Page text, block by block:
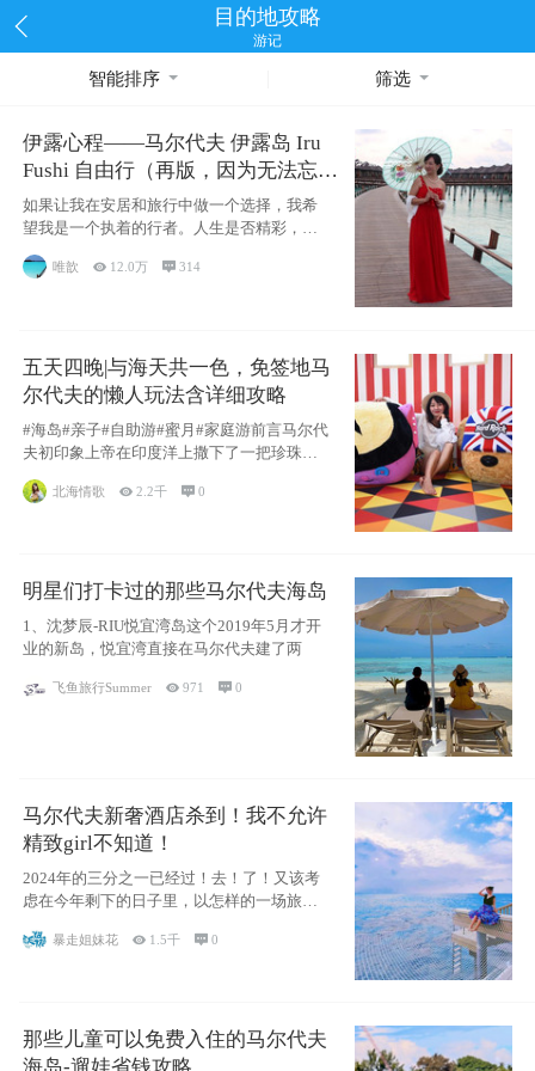
目的地攻略
游记
智能排序 筛选
伊露心程——马尔代夫 伊露岛 Iru
Fushi 自由行（再版，因为无法忘却
的留恋）
如果让我在安居和旅行中做一个选择，我希
望我是一个执着的行者。人生是否精彩，都
源于自己
唯歆  12.0万  314
五天四晚|与海天共一色，免签地马
尔代夫的懒人玩法含详细攻略
#海岛#亲子#自助游#蜜月#家庭游前言马尔代
夫初印象上帝在印度洋上撒下了一把珍珠，
北海情歌 2.2千 0
明星们打卡过的那些马尔代夫海岛
1、沈梦辰-RIU悦宜湾岛这个2019年5月才开
业的新岛，悦宜湾直接在马尔代夫建了两
飞鱼旅行Summer 971 0
马尔代夫新奢酒店杀到！我不允许
精致girl不知道！
2024年的三分之一已经过！去！了！又该考
虑在今年剩下的日子里，以怎样的一场旅行
暴走姐妹花  1.5千 0
那些儿童可以免费入住的马尔代夫